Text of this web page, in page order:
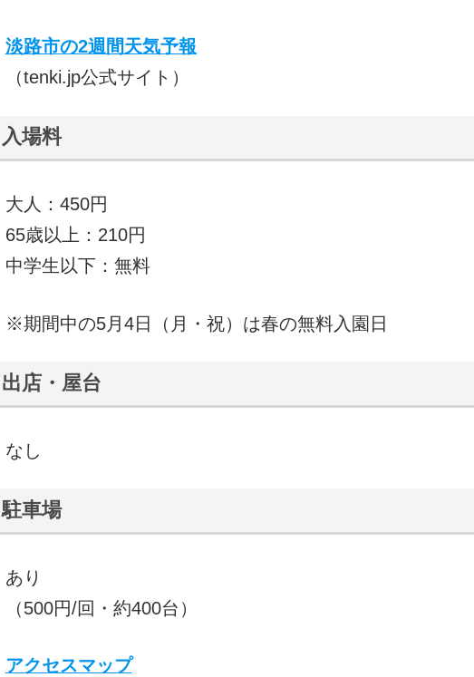
淡路市の2週間天気予報
（tenki.jp公式サイト）
入場料
大人：450円
65歳以上：210円
中学生以下：無料
※期間中の5月4日（月・祝）は春の無料入園日
出店・屋台
なし
駐車場
あり
（500円/回・約400台）
アクセスマップ